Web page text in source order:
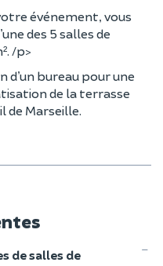
événement, vous
des 5 salles de
/p>
d’un bureau pour une
de la terrasse
de Marseille.
de salles de